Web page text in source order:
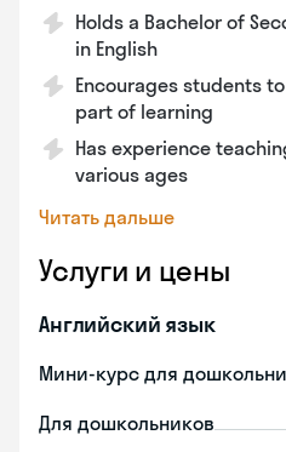
Holds a Bachelor of
in English
Encourages students
part of learning
Has experience
various ages
Читать дальше
Услуги и цены
Английский язык
Мини-курс для
Для дошкольников